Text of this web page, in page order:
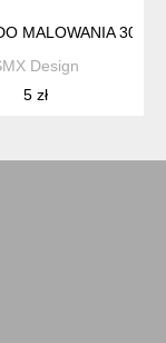
NA BUKIET
MALOWANIA
Design
5 zł